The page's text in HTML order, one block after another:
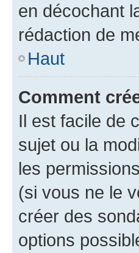
en décochant
rédaction de
Haut
Comment
Il est facile de
sujet ou la
les
(si vous ne le
créer des
options